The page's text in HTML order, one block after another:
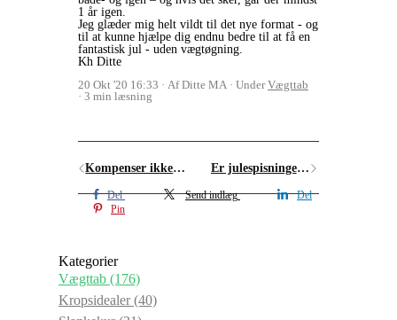
1 år igen.
Jeg glæder mig helt vildt til det nye format - og
til at kunne hjælpe dig endnu bedre til at få en
fantastisk jul - uden vægtøgning.
Kh Ditte
20 Okt '20 16:33
Af Ditte MA UnderVægttab
3 min læsning
Kompenser ikke - hvis du har overspist i dag Er julespisningen svær at opgive?
Del Send indlæg
Del
Pin
Kategorier
Vægttab (176)
Kropsidealer(40)